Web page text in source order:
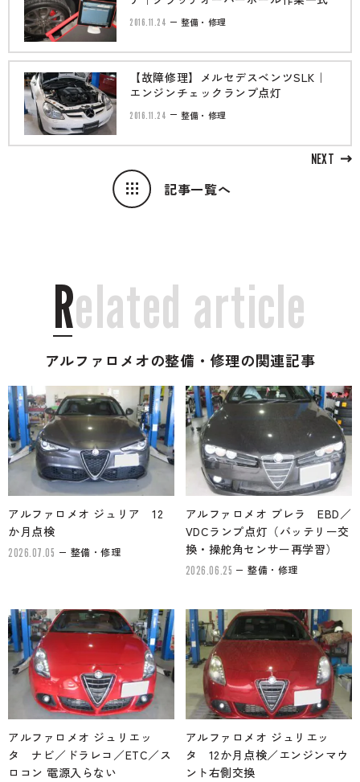
2016.11.24 整備・修理
記事一覧へ
NEXT
【故障修理】メルセデスベンツSLK｜
エンジンチェックランプ点灯
2016.11.24 整備・修理
Related article
アルファロメオの整備・修理の関連記事
アルファロメオ ジュリア 12
か月点検
2026.07.05 整備・修理
アルファロメオ ブレラ EBD／
VDCランプ点灯（バッテリー交
換・操舵角センサー再学習）
2026.06.25 整備・修理
アルファロメオ ジュリエッ
タ ナビ／ドラレコ／ETC／ス
ロコン 電源入らない
アルファロメオ ジュリエッ
タ 12か月点検／エンジンマウ
ント右側交換